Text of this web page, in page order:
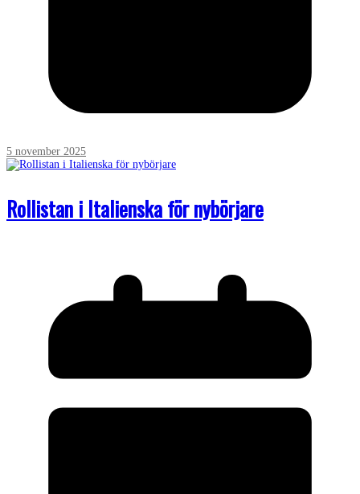
5 november 2025
Rollistan i Italienska för nybörjare